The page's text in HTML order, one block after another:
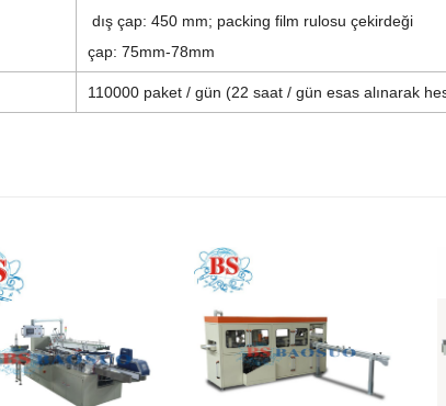
dış çap: 450 mm; packing film rulosu çekirdeği
çap: 75mm-78mm
110000 paket / gün (22 saat / gün esas alınarak